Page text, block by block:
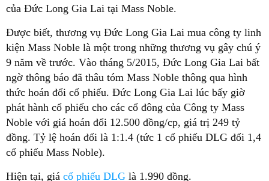
của Đức Long Gia Lai tại Mass Noble.
Được biết, thương vụ Đức Long Gia Lai mua công ty linh
kiện Mass Noble là một trong những thương vụ gây chú ý
9 năm về trước. Vào tháng 5/2015, Đức Long Gia Lai bất
ngờ thông báo đã thâu tóm Mass Noble thông qua hình
thức hoán đổi cổ phiếu. Đức Long Gia Lai lúc bấy giờ
phát hành cổ phiếu cho các cổ đông của Công ty Mass
Noble với giá hoán đổi 12.500 đồng/cp, giá trị 249 tỷ
đồng. Tỷ lệ hoán đổi là 1:1.4 (tức 1 cổ phiếu DLG đổi 1,4
cổ phiếu Mass Noble).
Hiện tại, giá cổ phiếu DLG là 1.990 đồng.